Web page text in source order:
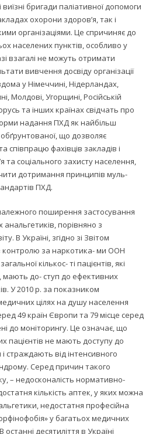
бригади паліативної допомоги
охорони здоров’я, так і
організаціями. Це спричиняє до
населених пунктів, особливо у
взагалі не можуть отримати
вивчення досвіду організації
у Німеччині, Нідерландах,
Молдові, Угорщині, Російській
та інших країнах свідчать про
надання ПХД як найбільш
що дозволяє
співпрацю фахівців закладів і
та соціального захисту населення,
дотримання принципів муль-
ПХД.
поширення застосування
порівняно з
В Україні, згідно зі Звітом
контролю за наркотика- ми ООН
кількос- ті пацієнтів, які
до- ступ до ефективних
У 2010 р. за показником
цілях на душу населення
49 країн Європи та 79 місце серед
до моніторингу. Це означає, що
пацієнтів не мають доступу до
страждають від інтенсивного
Серед причин такого
– недосконалість нормативно-
кількість аптек, у яких можна
недостатня професійна
у багатьох медичних
десятиліття в Україні